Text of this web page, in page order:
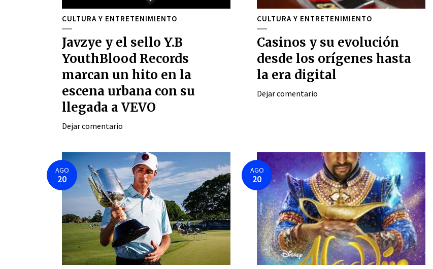
CULTURA Y ENTRETENIMIENTO
Javzye y el sello Y.B
YouthBlood Records
marcan un hito en la
escena urbana con su
llegada a VEVO
Dejar comentario
CULTURA Y ENTRETENIMIENTO
Casinos y su evolución
desde los orígenes hasta
la era digital
Dejar comentario
AGO
20
AGO
20